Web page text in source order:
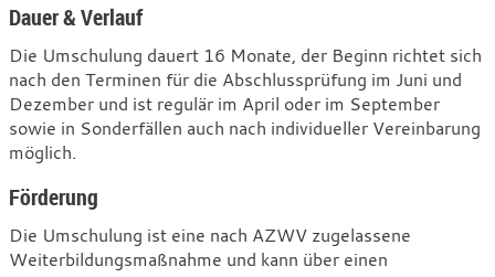
Dauer & Verlauf
Die Umschulung dauert 16 Monate, der Beginn richtet sich
nach den Terminen für die Abschlussprüfung im Juni und
Dezember und ist regulär im April oder im September
sowie in Sonderfällen auch nach individueller Vereinbarung
möglich.
Förderung
Die Umschulung ist eine nach AZWV zugelassene
Weiterbildungsmaßnahme und kann über einen